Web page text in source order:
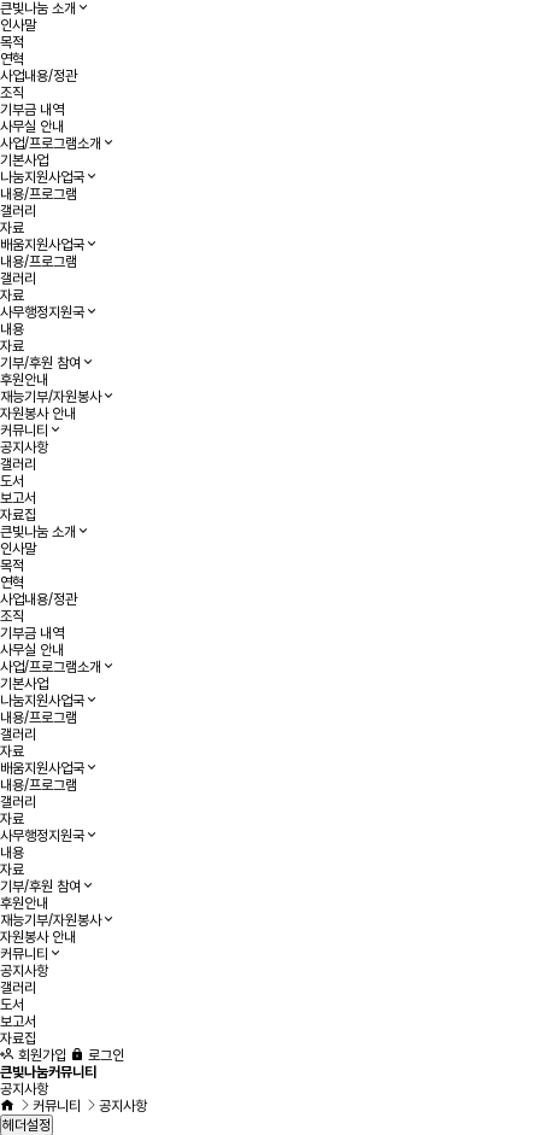
큰빛나눔 소개
인사말
목적
연혁
사업내용/정관
조직
기부금 내역
사무실 안내
사업/프로그램소개
기본사업
나눔지원사업국
내용/프로그램
갤러리
자료
배움지원사업국
내용/프로그램
갤러리
자료
사무행정지원국
내용
자료
기부/후원 참여
후원안내
재능기부/자원봉사
자원봉사 안내
커뮤니티
공지사항
갤러리
도서
보고서
자료집
큰빛나눔 소개
인사말
목적
연혁
사업내용/정관
조직
기부금 내역
사무실 안내
사업/프로그램소개
기본사업
나눔지원사업국
내용/프로그램
갤러리
자료
배움지원사업국
내용/프로그램
갤러리
자료
사무행정지원국
내용
자료
기부/후원 참여
후원안내
재능기부/자원봉사
자원봉사 안내
커뮤니티
공지사항
갤러리
도서
보고서
자료집
회원가입
로그인
큰빛나눔커뮤니티
공지사항
커뮤니티
공지사항
헤더설정